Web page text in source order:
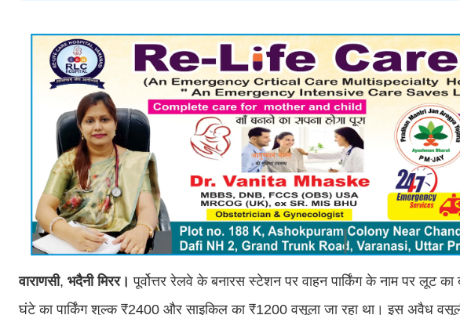
वाराणसी, भदैनी मिरर।पूर्वोत्तर रेलवे के बनारस स्टेशन पर वाहन पार्किंग के नाम पर लूट
घंटे का पार्किंग शुल्क ₹2400 और साइकिल का ₹1200 वसूला जा रहा था। इस अवैध